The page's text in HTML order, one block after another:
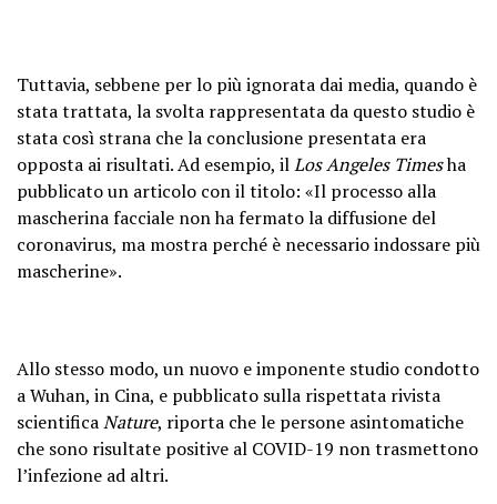
Tuttavia, sebbene per lo più ignorata dai media, quando è
stata trattata, la svolta rappresentata da questo studio è
stata così strana che la conclusione presentata era
opposta ai risultati. Ad esempio, ilLos Angeles Timesha
pubblicato un articolo con il titolo: «Il processo alla
mascherina facciale non ha fermato la diffusione del
coronavirus, ma mostra perché è necessario indossare più
mascherine».
Allo stesso modo, un nuovo e imponente studio condotto
a Wuhan, in Cina, e pubblicato sulla rispettata rivista
scientificaNature, riporta che le persone asintomatiche
che sono risultate positive al COVID-19 non trasmettono
l’infezione ad altri.